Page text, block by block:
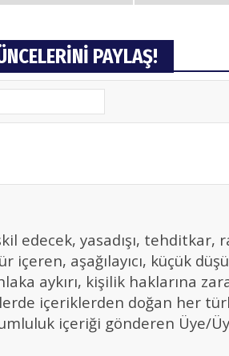
PAYLAŞ!
edecek, yasadışı, tehditkar,
içeren, aşağılayıcı, küçük
aykırı, kişilik haklarına
içeriklerden doğan her
içeriği gönderen Üye/